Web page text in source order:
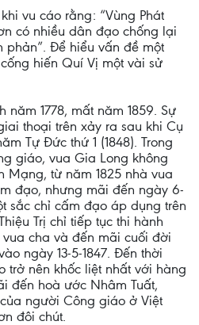
vu cáo rằng: “Vùng Phát
có nhiều dân đạo chống lại
phản”. Để hiểu vấn đề một
hiến Quí Vị một vài sử
năm 1778, mất năm 1859. Sự
thoại trên xảy ra sau khi Cụ
Tự Đức thứ 1 (1848). Trong
giáo, vua Gia Long không
Mạng, từ năm 1825 nhà vua
đạo, nhưng mãi đến ngày 6-
sắc chỉ cấm đạo áp dụng trên
Trị chỉ tiếp tục thi hành
cha và đến mãi cuối đời
ngày 13-5-1847. Đến thời
trở nên khốc liệt nhất với hàng
đến hoà ước Nhâm Tuất,
người Công giáo ở Việt
đôi chút.